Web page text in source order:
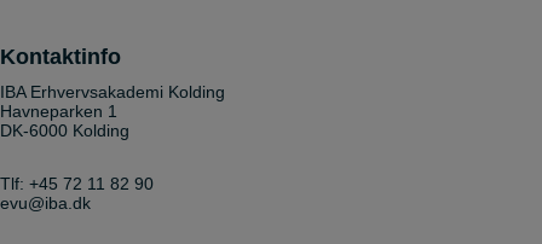
Kontaktinfo
IBA Erhvervsakademi Kolding
Havneparken 1
DK-6000 Kolding
Tlf: +45 72 11 82 90
evu@iba.dk